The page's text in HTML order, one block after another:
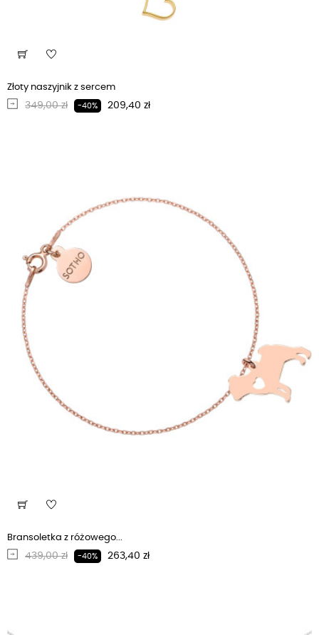
Złoty naszyjnik z sercem
Regularna cena
349,00 zł -40% Cena
209,40 zł
Bransoletka z różowego...
Regularna cena
439,00 zł -40% Cena
263,40 zł